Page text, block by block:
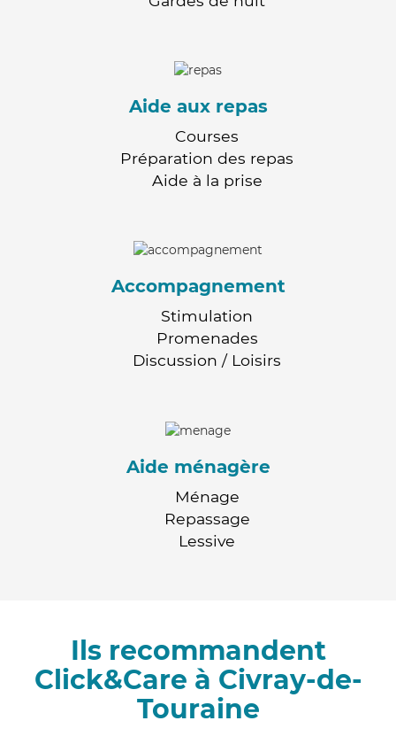
Aide aux repas
Courses
Préparation des repas
Aide à la prise
Accompagnement
Stimulation
Promenades
Discussion / Loisirs
Aide ménagère
Ménage
Repassage
Lessive
Ils recommandent
Click&Care à Civray-de-
Touraine